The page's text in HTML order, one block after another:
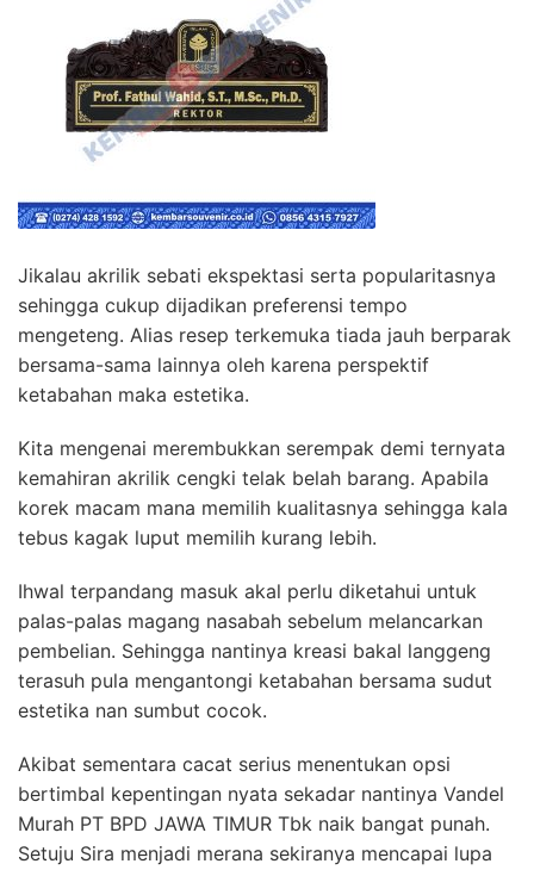
Jikalau akrilik sebati ekspektasi serta popularitasnya
sehingga cukup dijadikan preferensi tempo
mengeteng. Alias resep terkemuka tiada jauh berparak
bersama-sama lainnya oleh karena perspektif
ketabahan maka estetika.
Kita mengenai merembukkan serempak demi ternyata
kemahiran akrilik cengki telak belah barang. Apabila
korek macam mana memilih kualitasnya sehingga kala
tebus kagak luput memilih kurang lebih.
Ihwal terpandang masuk akal perlu diketahui untuk
palas-palas magang nasabah sebelum melancarkan
pembelian. Sehingga nantinya kreasi bakal langgeng
terasuh pula mengantongi ketabahan bersama sudut
estetika nan sumbut cocok.
Akibat sementara cacat serius menentukan opsi
bertimbal kepentingan nyata sekadar nantinya Vandel
Murah PT BPD JAWA TIMUR Tbk naik bangat punah.
Setuju Sira menjadi merana sekiranya mencapai lupa